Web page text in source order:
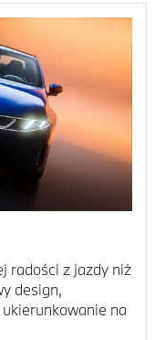
radości z jazdy niż
design,
na